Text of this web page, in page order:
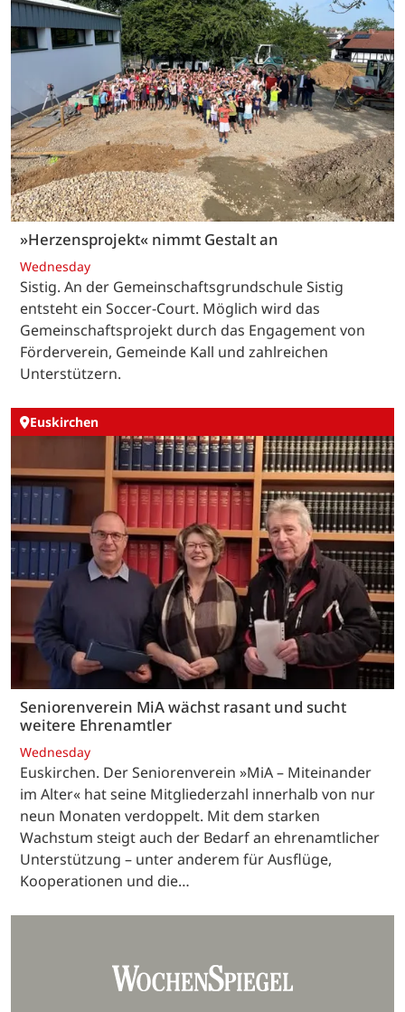
»Herzensprojekt« nimmt Gestalt an
Wednesday
Sistig. An der Gemeinschaftsgrundschule Sistig
entsteht ein Soccer-Court. Möglich wird das
Gemeinschaftsprojekt durch das Engagement von
Förderverein, Gemeinde Kall und zahlreichen
Unterstützern.
Euskirchen
Seniorenverein MiA wächst rasant und sucht
weitere Ehrenamtler
Wednesday
Euskirchen. Der Seniorenverein »MiA – Miteinander
im Alter« hat seine Mitgliederzahl innerhalb von nur
neun Monaten verdoppelt. Mit dem starken
Wachstum steigt auch der Bedarf an ehrenamtlicher
Unterstützung – unter anderem für Ausflüge,
Kooperationen und die…